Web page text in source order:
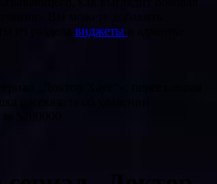
виджеты